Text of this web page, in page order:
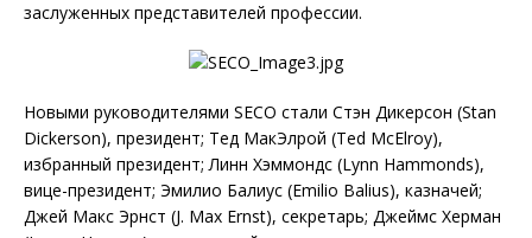
заслуженных представителей профессии.
Новыми руководителями SECO стали Стэн Дикерсон (Stan
Dickerson), президент; Тед МакЭлрой (Ted McElroy),
избранный президент; Линн Хэммондс (Lynn Hammonds),
вице-президент; Эмилио Балиус (Emilio Balius), казначей;
Джей Макс Эрнст (J. Max Ernst), секретарь; Джеймс Херман